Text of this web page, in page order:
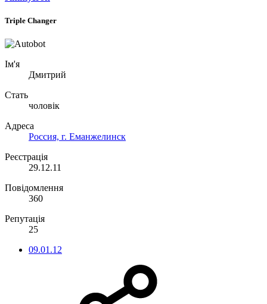
Triple Changer
Ім'я
Дмитрий
Стать
чоловік
Адреса
Россия, г. Еманжелинск
Реєстрація
29.12.11
Повідомлення
360
Репутація
25
09.01.12